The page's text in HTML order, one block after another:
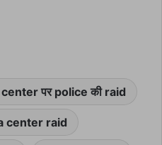
पर police की raid
center raid